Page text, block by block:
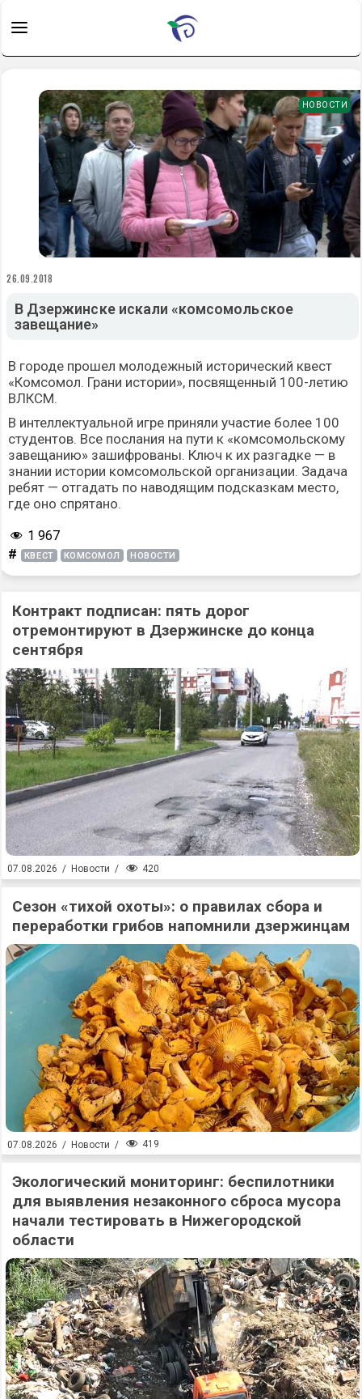
НОВОСТИ
26.09.2018
В Дзержинске искали «комсомольское
завещание»
В городе прошел молодежный исторический квест
«Комсомол. Грани истории», посвященный 100-летию
ВЛКСМ.
В интеллектуальной игре приняли участие более 100
студентов. Все послания на пути к «комсомольскому
завещанию» зашифрованы. Ключ к их разгадке — в
знании истории комсомольской организации. Задача
ребят — отгадать по наводящим подсказкам место,
где оно спрятано.
1 967
# КВЕСТ КОМСОМОЛ НОВОСТИ
Контракт подписан: пять дорог
отремонтируют в Дзержинске до конца
сентября
07.08.2026 / Новости / 420
Сезон «тихой охоты»: о правилах сбора и
переработки грибов напомнили дзержинцам
07.08.2026 / Новости / 419
Экологический мониторинг: беспилотники
для выявления незаконного сброса мусора
начали тестировать в Нижегородской
области